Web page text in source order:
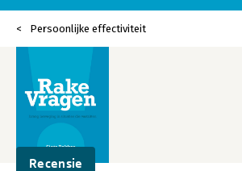
Persoonlijke effectiviteit
Recensie